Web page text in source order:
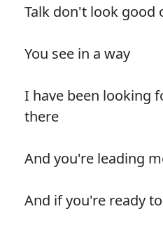
Talk don't look good
You see in a way
I have been looking
there
And you're leading
And if you're ready